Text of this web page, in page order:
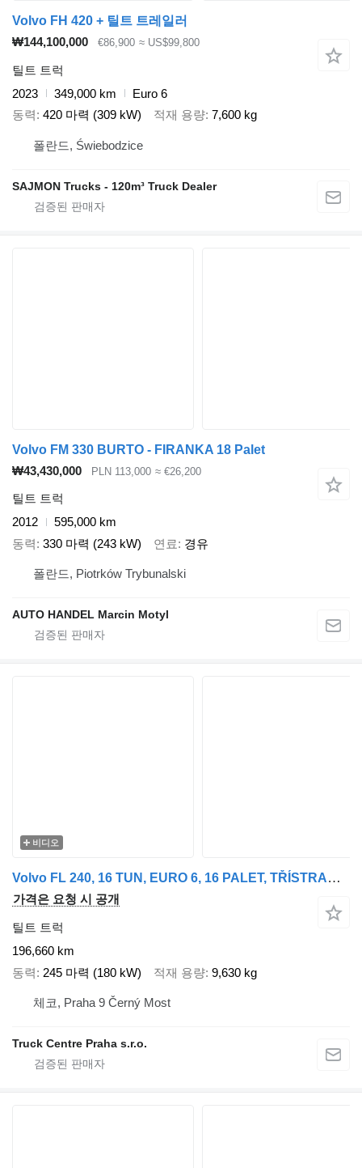
Volvo FH 420 + 틸트 트레일러
₩144,100,000
€86,900 ≈ US$99,800
틸트 트럭
2023
349,000 km
Euro 6
동력 420 마력 (309 kW) 적재 용량 7,600 kg
폴란드, Świebodzice
SAJMON Trucks - 120m³ Truck Dealer
Volvo FM 330 BURTO - FIRANKA 18 Palet
₩43,430,000
PLN 113,000 ≈ €26,200
틸트 트럭
2012
595,000 km
동력 330 마력 (243 kW) 연료 경유
폴란드, Piotrków Trybunalski
AUTO HANDEL Marcin Motyl
비디오
Volvo FL 240, 16 TUN, EURO 6, 16 PALET, TŘÍSTRANNÁ SHRNOVACÍ PLACHTA
가격은 요청 시 공개
틸트 트럭
196,660 km
동력
245 마력 (180 kW) 적재 용량 9,630 kg
체코, Praha 9 Černý Most
Truck Centre Praha s.r.o.